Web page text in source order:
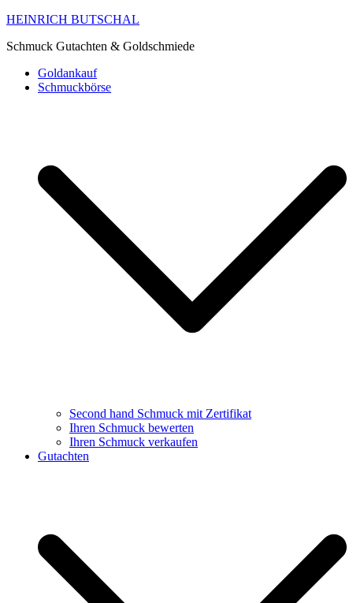
HEINRICH BUTSCHAL
Schmuck Gutachten & Goldschmiede
Goldankauf
Schmuckbörse
Second hand Schmuck mit Zertifikat
Ihren Schmuck bewerten
Ihren Schmuck verkaufen
Gutachten